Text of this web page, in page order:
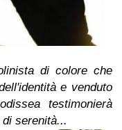
di colore che
e venduto
testimonierà
serenità...